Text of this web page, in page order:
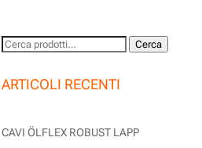
Cerca: Cerca
ARTICOLI RECENTI
CAVI ÖLFLEX ROBUST LAPP